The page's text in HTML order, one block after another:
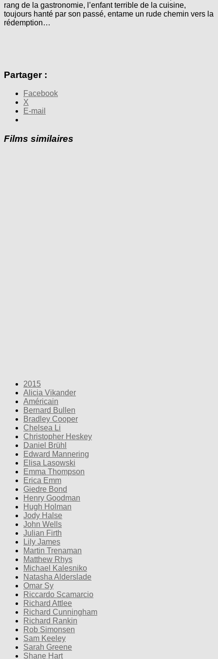
rang de la gastronomie, l’enfant terrible de la cuisine,
toujours hanté par son passé, entame un rude chemin vers la
rédemption…
Partager :
Facebook
X
E-mail
Films similaires
2015
Alicia Vikander
Américain
Bernard Bullen
Bradley Cooper
Chelsea Li
Christopher Heskey
Daniel Brühl
Edward Mannering
Elisa Lasowski
Emma Thompson
Erica Emm
Giedre Bond
Henry Goodman
Hugh Holman
Jody Halse
John Wells
Julian Firth
Lily James
Martin Trenaman
Matthew Rhys
Michael Kalesniko
Natasha Alderslade
Omar Sy
Riccardo Scamarcio
Richard Attlee
Richard Cunningham
Richard Rankin
Rob Simonsen
Sam Keeley
Sarah Greene
Shane Hart